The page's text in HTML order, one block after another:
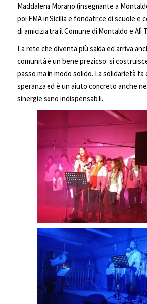
Maddalena Morano (insegnante a
poi FMA in Sicilia e fondatrice di scuole e
di amicizia tra il Comune di Montaldo e Alì
La rete che diventa più salda ed arriva
comunità è un bene prezioso: si
passo ma in modo solido. La solidarietà fa
speranza ed è un aiuto concreto anche
sinergie sono indispensabili.